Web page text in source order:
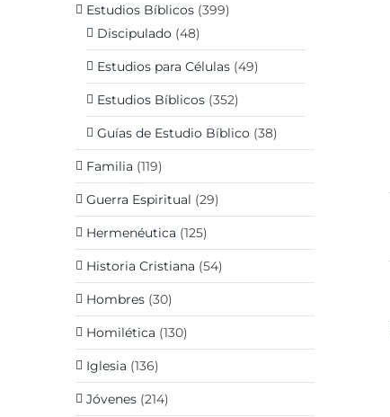
Estudios Bíblicos (399)
Discipulado (48)
Estudios para Células (49)
Estudios Bíblicos (352)
Guías de Estudio Bíblico (38)
Familia (119)
Guerra Espiritual (29)
Hermenéutica (125)
Historia Cristiana (54)
Hombres (30)
Homilética (130)
Iglesia (136)
Jóvenes (214)